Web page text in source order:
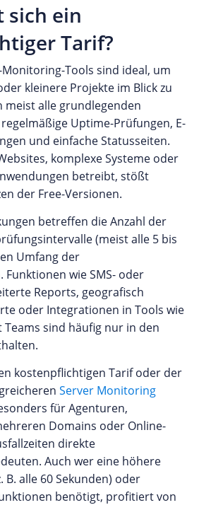
sich ein
Tarif?
Tools sind ideal, um
kleinere Projekte im Blick zu
meist alle grundlegenden
Uptime-Prüfungen, E-
und einfache Statusseiten.
komplexe Systeme oder
betreibt, stößt
der Free-Versionen.
betreffen die Anzahl der
(meist alle 5 bis
Umfang der
wie SMS- oder
Reports, geografisch
oder Integrationen in Tools wie
sind häufig nur in den
kostenpflichtigen Tarif oder der
Server Monitoring
für Agenturen,
Domains oder Online-
direkte
Auch wer eine höhere
B. alle 60 Sekunden) oder
benötigt, profitiert von